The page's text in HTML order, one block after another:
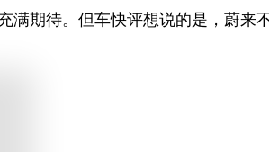
期待。但车快评想说的是，蔚来